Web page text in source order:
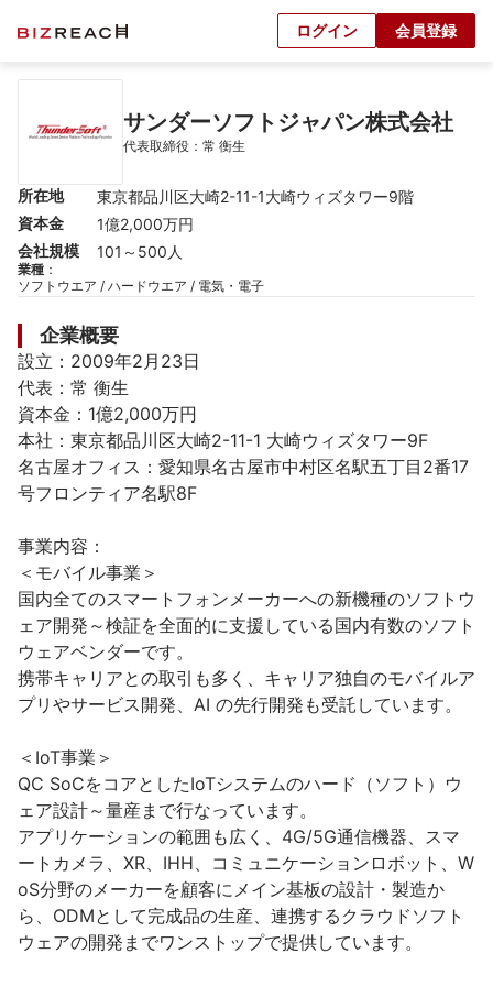
ログイン 会員登録
サンダーソフトジャパン株式会社
代表取締役：常 衡生
所在地
東京都品川区大崎2-11-1大崎ウィズタワー9階
資本金
1億2,000万円
会社規模
101～500人
業種 ：
ソフトウエア / ハードウエア / 電気・電子
企業概要
設立：2009年2月23日
代表：常 衡生
資本金：1億2,000万円
本社：東京都品川区大崎2-11-1 大崎ウィズタワー9F
名古屋オフィス：愛知県名古屋市中村区名駅五丁目2番17
号フロンティア名駅8F
事業内容：
＜モバイル事業＞
国内全てのスマートフォンメーカーへの新機種のソフトウ
ェア開発～検証を全面的に支援している国内有数のソフト
ウェアベンダーです。
携帯キャリアとの取引も多く、キャリア独自のモバイルア
プリやサービス開発、AI の先行開発も受託しています。
＜IoT事業＞
QC SoCをコアとしたIoTシステムのハード（ソフト）ウ
ェア設計～量産まで行なっています。
アプリケーションの範囲も広く、4G/5G通信機器、スマ
ートカメラ、XR、IHH、コミュニケーションロボット、W
oS分野のメーカーを顧客にメイン基板の設計・製造か
ら、ODMとして完成品の生産、連携するクラウドソフト
ウェアの開発までワンストップで提供しています。